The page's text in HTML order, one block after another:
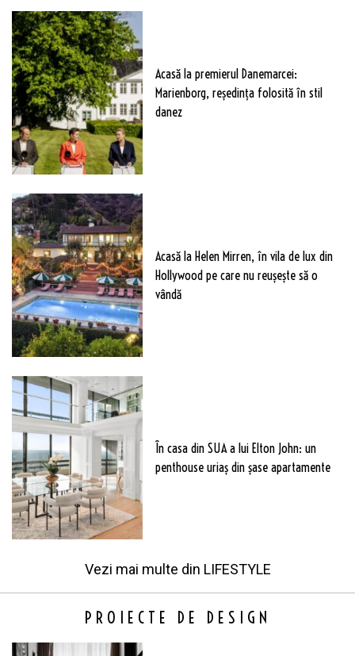
Acasă la premierul Danemarcei:
Marienborg, reședința folosită în stil
danez
Acasă la Helen Mirren, în vila de lux din
Hollywood pe care nu reușește să o
vândă
În casa din SUA a lui Elton John: un
penthouse uriaș din șase apartamente
Vezi mai multe din LIFESTYLE
PROIECTE DE DESIGN